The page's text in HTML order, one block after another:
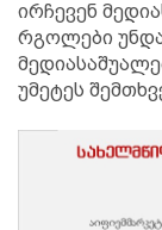
ირჩევენ
რგოლები
უმეტეს